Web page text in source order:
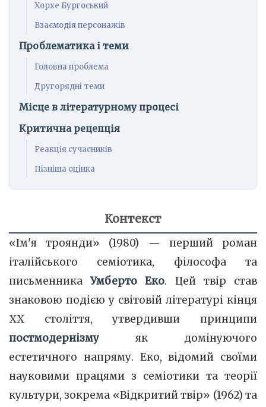
Хорхе Бургоський
Взаємодія персонажів
Проблематика і теми
Головна проблема
Другорядні теми
Місце в літературному процесі
Критична рецепція
Реакція сучасників
Пізніша оцінка
Контекст
«Ім'я троянди» (1980) — перший роман
італійського семіотика, філософа та
письменникаУмберто Еко. Цей твір став
знаковою подією у світовій літературі кінця
XX століття, утвердивши принципи
постмодернізму як домінуючого
естетичного напряму. Еко, відомий своїми
науковими працями з семіотики та теорії
культури, зокрема «Відкритий твір» (1962) та